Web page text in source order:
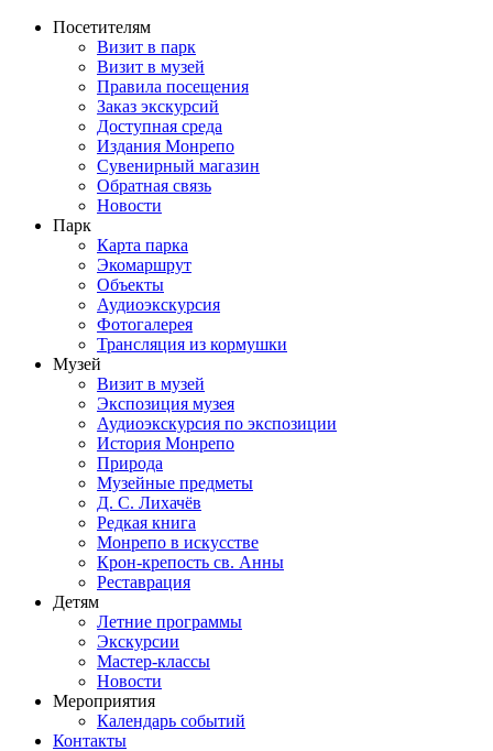
Посетителям
Визит в парк
Визит в музей
Правила посещения
Заказ экскурсий
Доступная среда
Издания Монрепо
Сувенирный магазин
Обратная связь
Новости
Парк
Карта парка
Экомаршрут
Объекты
Аудиоэкскурсия
Фотогалерея
Трансляция из кормушки
Музей
Визит в музей
Экспозиция музея
Аудиоэкскурсия по экспозиции
История Монрепо
Природа
Музейные предметы
Д. С. Лихачёв
Редкая книга
Монрепо в искусстве
Крон-крепость св. Анны
Реставрация
Детям
Летние программы
Экскурсии
Мастер-классы
Новости
Мероприятия
Календарь событий
Контакты